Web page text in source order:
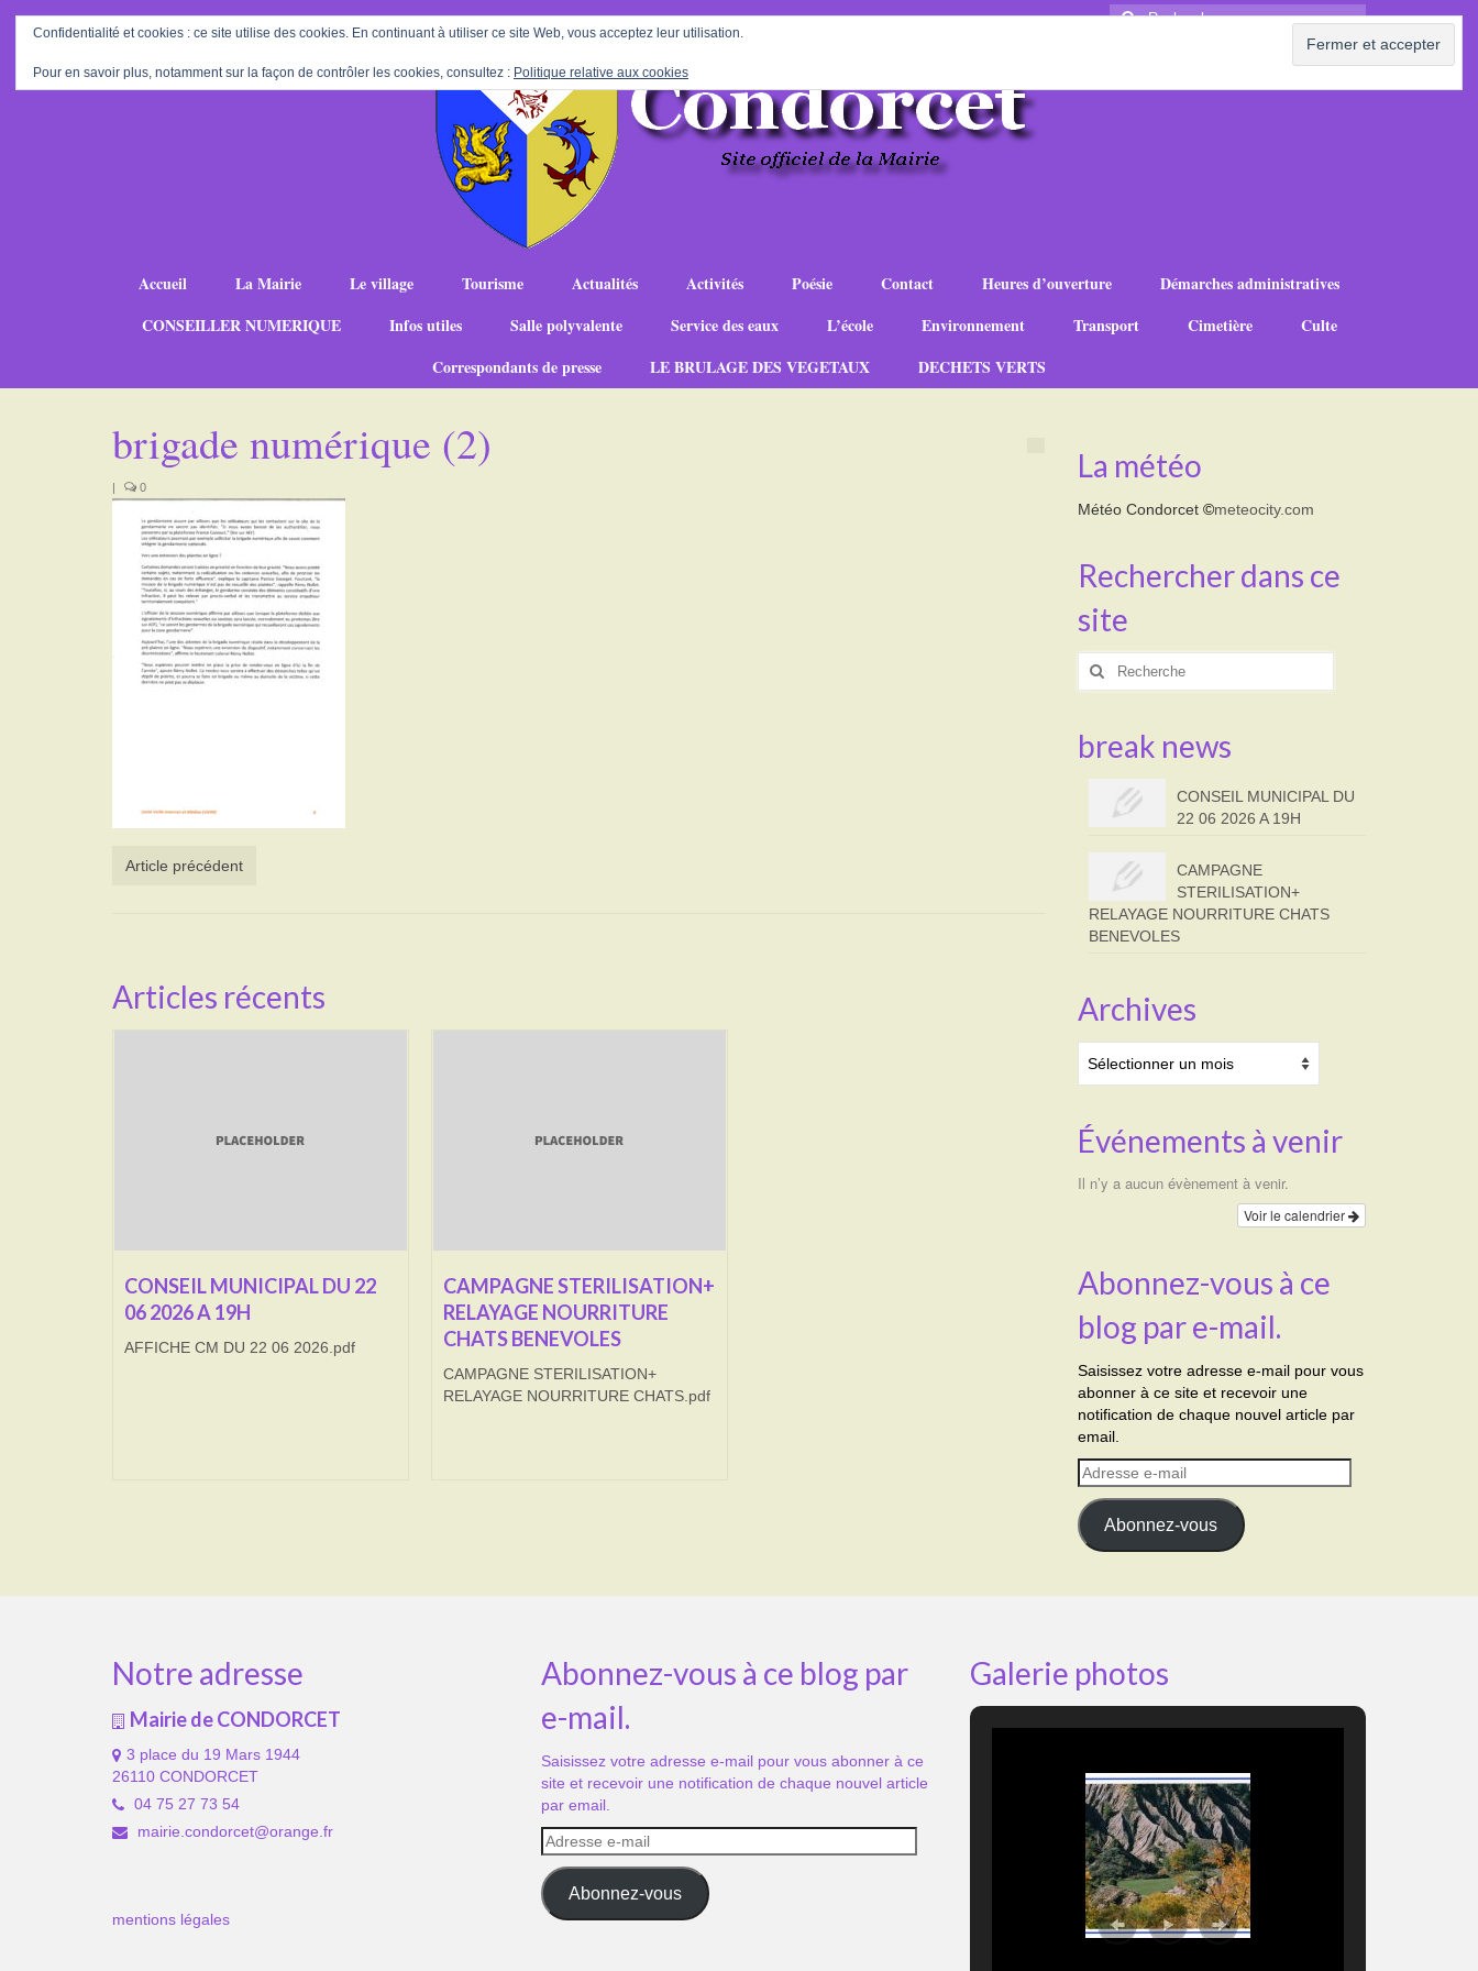
Rechercher
Accueil La Mairie Le village Tourisme Actualités Activités Poésie Contact Heures d’ouverture
Démarches administratives
CONSEILLER NUMERIQUE
Infos utiles Salle polyvalente Service des eaux L’école Environnement Transport Cimetière
Culte
Correspondants de presse
LE BRULAGE DES VEGETAUX DECHETS VERTS
brigade numérique (2)
| 0
Article précédent
Articles récents
CONSEIL MUNICIPAL DU 22
06 2026 A 19H
AFFICHE CM DU 22 06 2026.pdf
CAMPAGNE STERILISATION+
RELAYAGE NOURRITURE
CHATS BENEVOLES
CAMPAGNE STERILISATION+
RELAYAGE NOURRITURE CHATS.pdf
La météo
Météo Condorcet©meteocity.com
Rechercher dans ce
site
Rechercher
break news
CONSEIL MUNICIPAL DU
22 06 2026 A 19H
CAMPAGNE
STERILISATION+
RELAYAGE NOURRITURE CHATS
BENEVOLES
Archives
Événements à venir
Il n’y a aucun évènement à venir.
Voir le calendrier
Abonnez-vous à ce
blog par e-mail.
Saisissez votre adresse e-mail pour vous
abonner à ce site et recevoir une
notification de chaque nouvel article par
email.
Adresse
e-
mail
Abonnez-vous
Notre adresse
Mairie de CONDORCET
3 place du 19 Mars 1944
26110 CONDORCET
04 75 27 73 54
mairie.condorcet@orange.fr
mentions légales
Abonnez-vous à ce blog par
e-mail.
Saisissez votre adresse e-mail pour vous abonner à ce
site et recevoir une notification de chaque nouvel article
par email.
Adresse
e-
mail
Abonnez-vous
Galerie photos
Confidentialité et cookies : ce site utilise des cookies. En continuant à utiliser ce site Web, vous acceptez leur utilisation.
Pour en savoir plus, notamment sur la façon de contrôler les cookies, consultez : Politique relative aux cookies